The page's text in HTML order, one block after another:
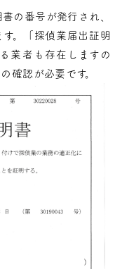
の番号が発行され、
。「探偵業届出証明
業者も存在しますの
確認が必要です。